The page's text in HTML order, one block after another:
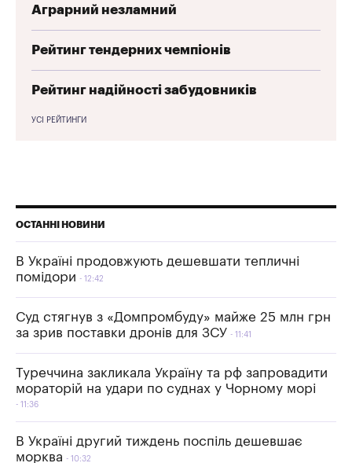
Аграрний незламний
Рейтинг тендерних чемпіонів
Рейтинг надійності забудовників
УСІ РЕЙТИНГИ
ОСТАННІ НОВИНИ
В Україні продовжують дешевшати тепличні
помідори
12:42
Суд стягнув з «Домпромбуду» майже 25 млн грн
за зрив поставки дронів для ЗСУ
11:41
Туреччина закликала Україну та рф запровадити
мораторій на удари по суднах у Чорному морі
11:36
В Україні другий тиждень поспіль дешевшає
морква
10:32